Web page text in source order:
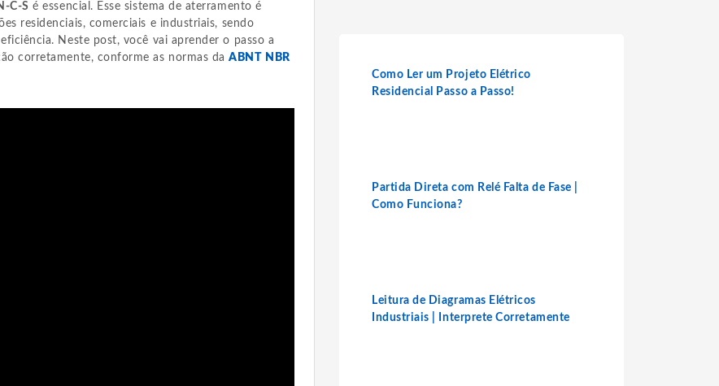
C-S é essencial. Esse sistema de aterramento é
residenciais, comerciais e industriais, sendo
Neste post, você vai aprender o passo a
corretamente, conforme as normas daABNT NBR
Como Ler um Projeto Elétrico
Residencial Passo a Passo!
Partida Direta com Relé Falta de Fase |
Como Funciona?
Leitura de Diagramas Elétricos
Industriais | Interprete Corretamente